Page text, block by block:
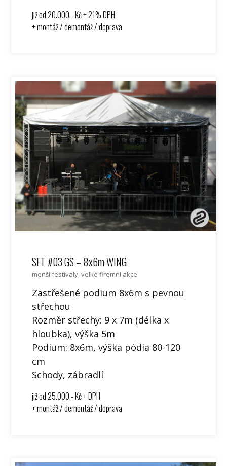
již od 20.000.- Kč + 21% DPH
+ montáž / demontáž / doprava
SET #03 GS – 8x6m WING
menší festivaly, velké firemní akce
Zastřešené podium 8x6m s pevnou
střechou
Rozměr střechy: 9 x 7m (délka x
hloubka), výška 5m
Podium: 8x6m, výška pódia 80-120
cm
Schody, zábradlí
již od 25.000.- Kč + DPH
+ montáž / demontáž / doprava